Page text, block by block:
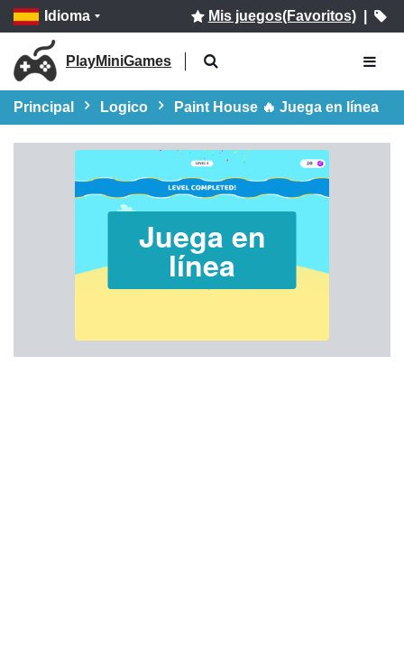
Idioma Mis juegos(Favoritos)|
PlayMiniGames
Principal Logico Paint House 🔥 Juega en línea
Juega en
línea